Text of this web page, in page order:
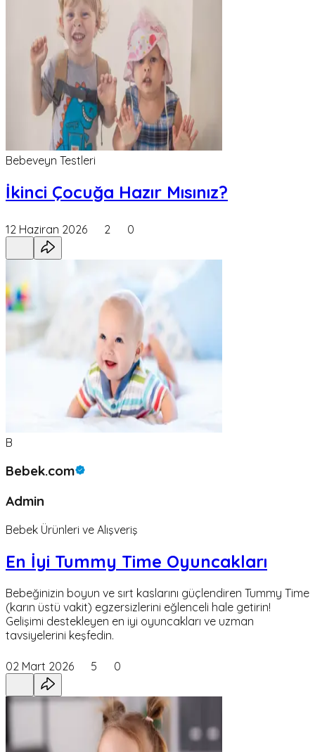
Bebeveyn Testleri
İkinci Çocuğa Hazır Mısınız?
12 Haziran 2026 2 0
B
Bebek.com
Admin
Bebek Ürünleri ve Alışveriş
En İyi Tummy Time Oyuncakları
Bebeğinizin boyun ve sırt kaslarını güçlendiren Tummy Time
(karın üstü vakit) egzersizlerini eğlenceli hale getirin!
Gelişimi destekleyen en iyi oyuncakları ve uzman
tavsiyelerini keşfedin.
02 Mart 2026 5 0